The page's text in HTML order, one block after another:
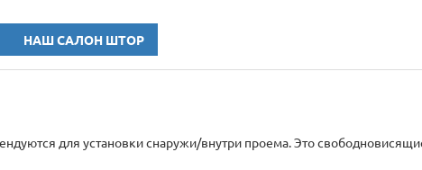
НАШ САЛОН ШТОР
для установки снаружи/внутри проема. Это